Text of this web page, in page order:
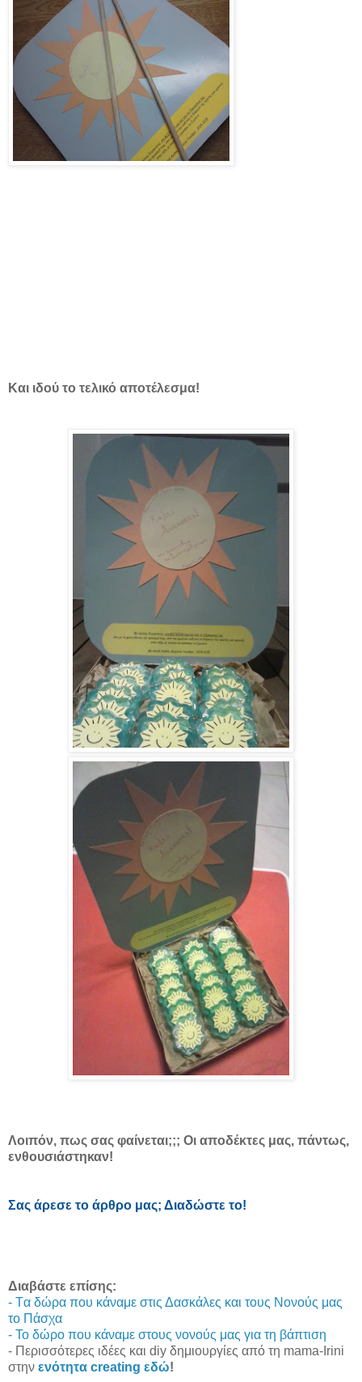
Και ιδού το τελικό αποτέλεσμα!
Λοιπόν, πως σας φαίνεται;;; Οι αποδέκτες μας, πάντως,
ενθουσιάστηκαν!
Σας άρεσε το άρθρο μας; Διαδώστε το!
Διαβάστε επίσης:
- Tα δώρα που κάναμε στις Δασκάλες και τους Νονούς μας
το Πάσχα
- Το δώρο που κάναμε στους νονούς μας για τη βάπτιση
- Περισσότερες ιδέες και diy δημιουργίες από τη mama-Irini
στην ενότητα creating εδώ!